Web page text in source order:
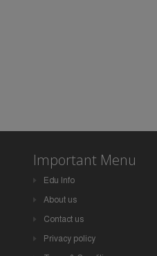
Important Menu
Edu Info
About us
Contact us
Privacy policy